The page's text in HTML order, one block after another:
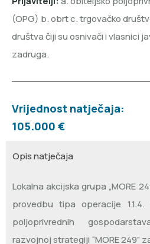
(OPG) b. obrt c. trgovačko
društva čiji su osnivači i vlasnici
zadruga.
Vrijednost natječaja:
105.000 €
Opis natječaja
Lokalna akcijska grupa „MORE
provedbu tipa operacije
poljoprivrednih
razvojnoj strategiji “MORE 249”